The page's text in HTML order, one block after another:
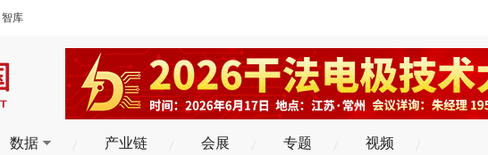
智库
数据 产业链 会展 专题 视频